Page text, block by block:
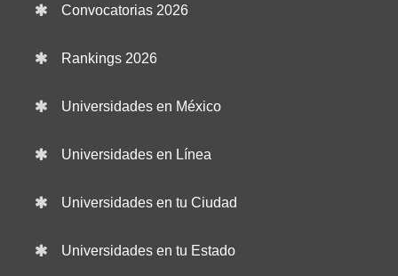
Convocatorias 2026
Rankings 2026
Universidades en México
Universidades en Línea
Universidades en tu Ciudad
Universidades en tu Estado